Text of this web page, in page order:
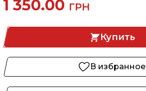
1 350.00 ГРН
Купить
В избранное